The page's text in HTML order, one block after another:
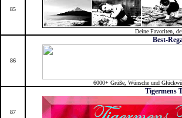
85
Deine Favoriten,
86
Best-
6000+ Grüße, Wünsche und
87
Tigermens